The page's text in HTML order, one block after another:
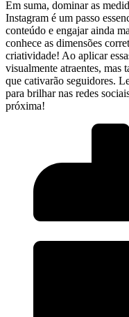
Em suma, dominar⁤ as
Instagram é um passo
conteúdo e engajar ainda
conhece as dimensões
criatividade! Ao aplicar
visualmente atraentes, ⁣mas
que cativarão seguidores.
para brilhar nas ‌redes
próxima!